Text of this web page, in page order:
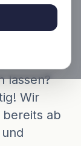
Farben.
Möchten
mit
lassen?
Wir
ab